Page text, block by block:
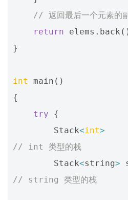
// 返回最后一个元素的
return
elems . back
}
int main ()
{
try
{
Stack<int>
// int 类型的栈
Stack<string>
// string 类型的栈